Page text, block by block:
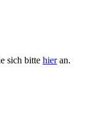
sich bitte hieran.